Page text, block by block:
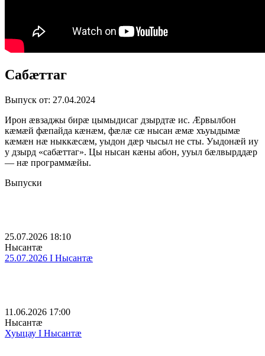
Сабæттаг
Выпуск от: 27.04.2024
Ирон æвзаджы бирæ цымыдисаг дзырдтæ ис. Æрвылбон
кæмæй фæпайда кæнæм, фæлæ сæ нысан æмæ хъуыдымæ
кæмæн нæ ныккæсæм, уыдон дæр чысыл не сты. Уыдонæй иу
у дзырд «сабæттаг». Цы нысан кæны абон, ууыл бæлвырддæр
— нæ программæйы.
Выпуски
25.07.2026 18:10
Нысантæ
25.07.2026 I Нысантæ
11.06.2026 17:00
Нысантæ
Хуыцау I Нысантӕ